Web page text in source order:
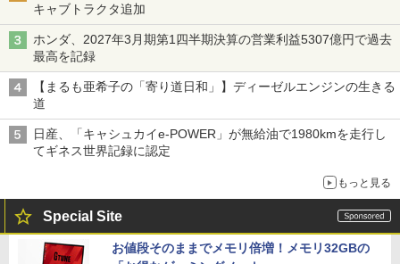
キャブトラクタ追加
ホンダ、2027年3月期第1四半期決算の営業利益5307億円で過去
最高を記録
【まるも亜希子の「寄り道日和」】ディーゼルエンジンの生きる
道
日産、「キャシュカイe-POWER」が無給油で1980kmを走行し
てギネス世界記録に認定
もっと見る
Special Site
お値段そのままでメモリ倍増！メモリ32GBの